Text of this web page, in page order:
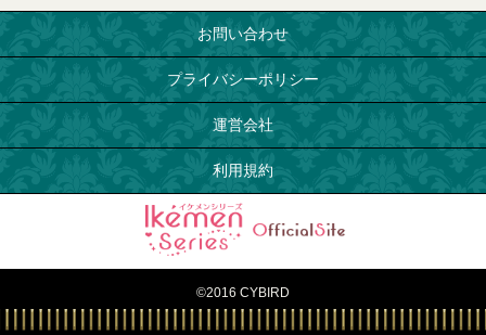
お問い合わせ
プライバシーポリシー
運営会社
利用規約
©2016 CYBIRD